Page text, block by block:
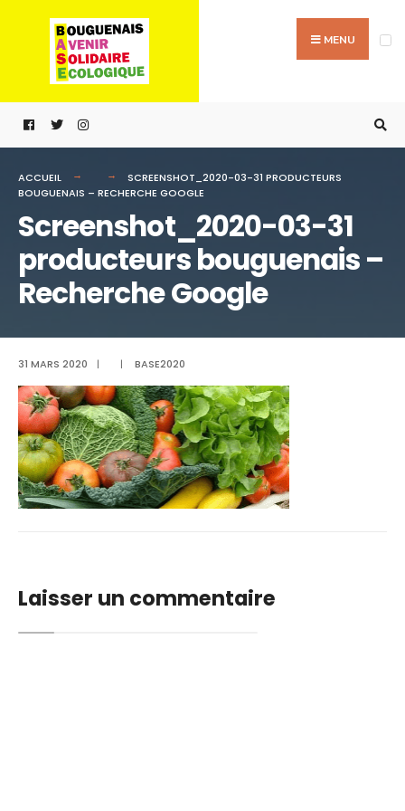
contenu
MENU
ACCUEIL
SCREENSHOT_2020-03-31 PRODUCTEURS
BOUGUENAIS – RECHERCHE GOOGLE
Screenshot_2020-03-31
producteurs bouguenais –
Recherche Google
31 MARS 2020 | | BASE2020
Laisser un commentaire
for: